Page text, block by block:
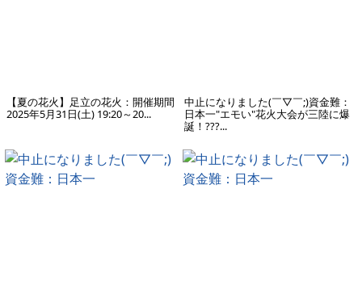
【夏の花火】足立の花火：開催期間
2025年5月31日(土) 19:20～20...
中止になりました(￣▽￣;)資金難：
日本一"エモい"花火大会が三陸に爆
誕！???...